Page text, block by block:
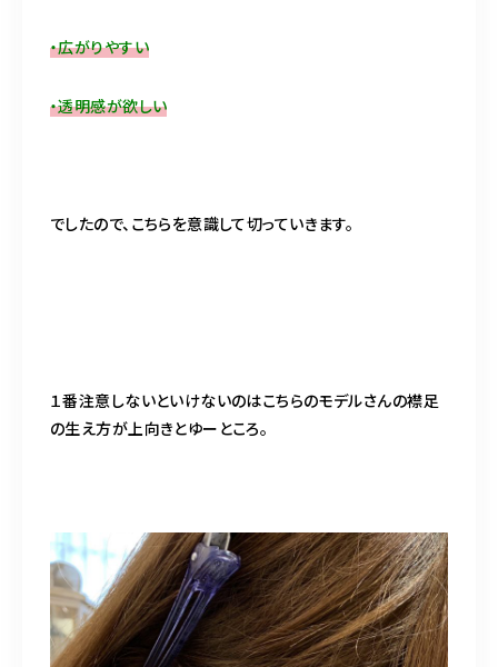
・広がりやすい
・透明感が欲しい
でしたので、こちらを意識して切っていきます。
１番注意しないといけないのはこちらのモデルさんの襟足
の生え方が上向きとゆーところ。